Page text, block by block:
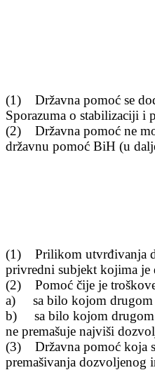
(1) Državna pomoć se
Sporazuma o stabilizaciji i
(2) Državna pomoć ne
državnu pomoć BiH (u
(1) Prilikom utvrđivanja
privredni subjekt kojima je
(2) Pomoć čije je
a) sa bilo kojom drugom
b) sa bilo kojom
ne premašuje najviši
(3) Državna pomoć koja
premašivanja dozvoljenog